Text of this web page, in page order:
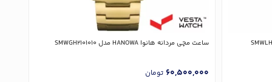
ساعت مچی مردانه هانوا HANOWA مدل SMWGH2101010
60,500,000 تومان